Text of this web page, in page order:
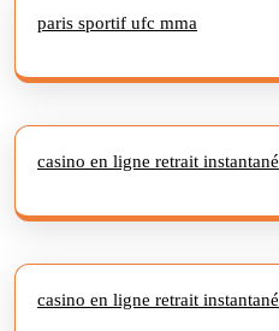
paris sportif ufc mma
casino en ligne retrait instantané
casino en ligne retrait instantané